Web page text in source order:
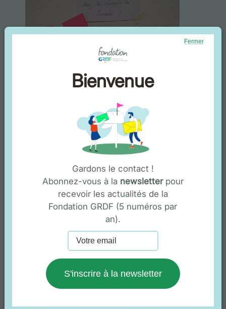
Fermer
Bienvenue
Gardons le contact !
Abonnez-vous à la newsletterpour
recevoir les actualités de la
Fondation GRDF (5 numéros par
an).
S'inscrire à la newsletter